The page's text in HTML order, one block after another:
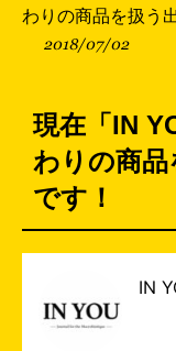
わりの商品を扱う
2018/07/02
現在「IN
わりの商品
です！
IN